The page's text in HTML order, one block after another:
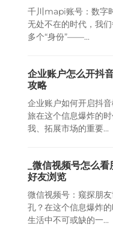
千川mapi账号：数字
无处不在的时代，我
多个“身份”——...
企业账户怎么开抖
攻略
企业账户如何开启抖
旅在这个信息爆炸的
我、拓展市场的重要...
_微信视频号怎么
好友浏览
微信视频号：窥探朋
孔？在这个信息爆炸
生活中不可或缺的一...